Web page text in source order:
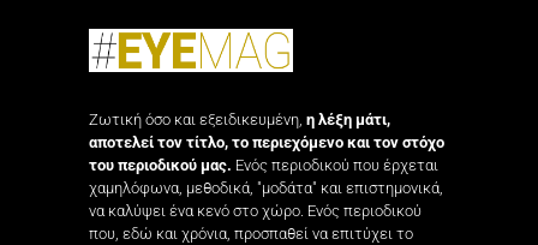
Ζωτική όσο και εξειδικευμένη, η λέξη μάτι,
αποτελεί τον τίτλο, το περιεχόμενο και τον στόχο
του περιοδικού μας. Ενός περιοδικού που έρχεται
χαμηλόφωνα, μεθοδικά, "μοδάτα" και επιστημονικά,
να καλύψει ένα κενό στο χώρο. Ενός περιοδικού
που, εδώ και χρόνια, προσπαθεί να επιτύχει το